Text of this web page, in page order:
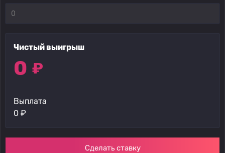
Чистый выигрыш
0 ₽
Выплата
0 ₽
Сделать ставку